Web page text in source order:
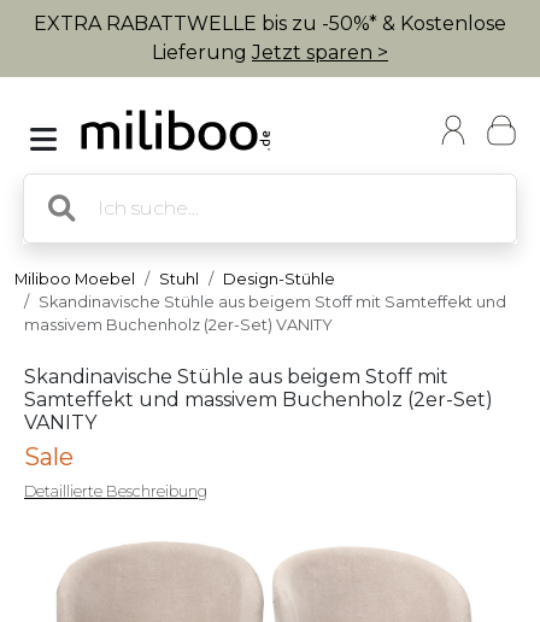
EXTRA RABATTWELLE bis zu -50%* & Kostenlose
LieferungJetzt sparen >
Miliboo Moebel Stuhl
Design-Stühle
Skandinavische Stühle aus beigem Stoff mit Samteffekt und
massivem Buchenholz (2er-Set) VANITY
Skandinavische Stühle aus beigem Stoff mit
Samteffekt und massivem Buchenholz (2er-Set)
VANITY
Sale
Detaillierte Beschreibung